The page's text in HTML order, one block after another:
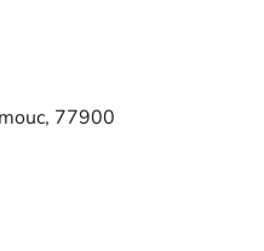
77900